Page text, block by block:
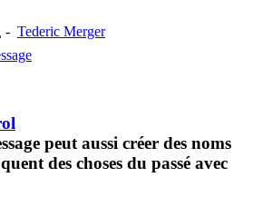
- Tederic Merger
peut aussi créer des noms
des choses du passé avec